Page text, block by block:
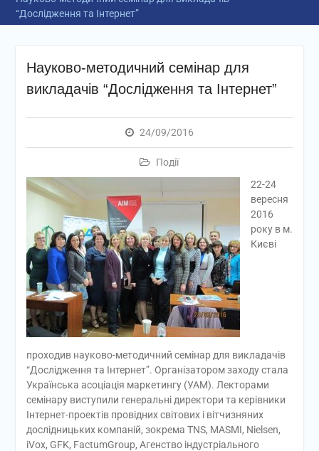
“Дослідження та Інтернет”
Науково-методичний семінар для
викладачів “Дослідження та Інтернет”
24/09/2016
Події
22-24
вересня
2016
року в м.
Києві
проходив науково-методичний семінар для викладачів
“Дослідження та Інтернет”. Організатором заходу стала
Українська асоціація маркетингу (УАМ). Лекторами
семінару виступили генеральні директори та керівники
Інтернет-проектів провідних світових і вітчизняних
дослідницьких компаній, зокрема TNS, MASMI, Nielsen,
iVox, GFK, FactumGroup, Агенство індустріального